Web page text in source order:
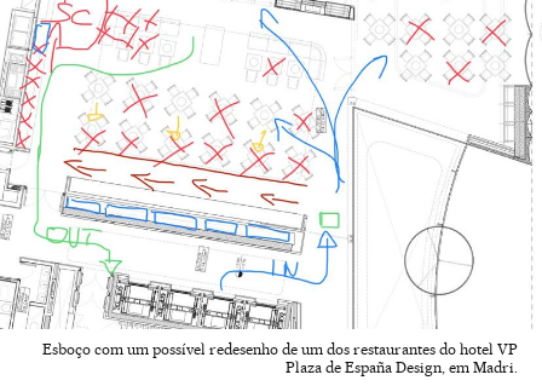
Esboço com um possível redesenho de um dos restaurantes do hotel VP
Plaza de España Design, em Madri.